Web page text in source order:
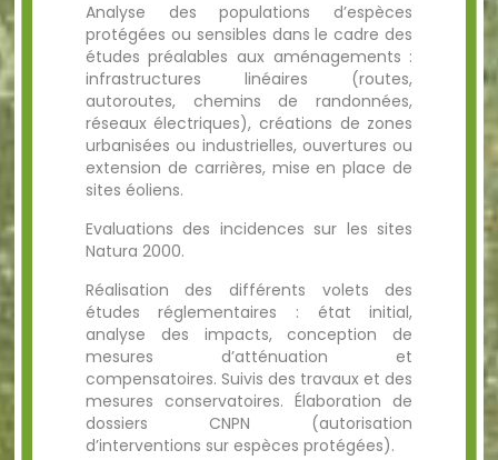
Analyse des populations d’espèces
protégées ou sensibles dans le cadre des
études préalables aux aménagements :
infrastructures linéaires (routes,
autoroutes, chemins de randonnées,
réseaux électriques), créations de zones
urbanisées ou industrielles, ouvertures ou
extension de carrières, mise en place de
sites éoliens.
Evaluations des incidences sur les sites
Natura 2000.
Réalisation des différents volets des
études réglementaires : état initial,
analyse des impacts, conception de
mesures d’atténuation et
compensatoires. Suivis des travaux et des
mesures conservatoires. Élaboration de
dossiers CNPN (autorisation
d’interventions sur espèces protégées).